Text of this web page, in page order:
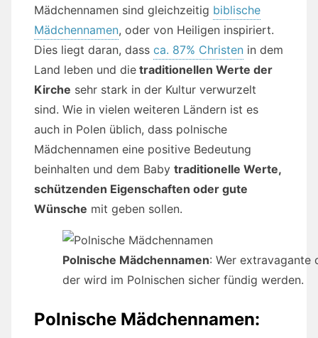
Mädchennamen sind gleichzeitig biblische
Mädchennamen, oder von Heiligen inspiriert.
Dies liegt daran, dass ca. 87% Christen in dem
Land leben und die traditionellen Werte der
Kirche sehr stark in der Kultur verwurzelt
sind. Wie in vielen weiteren Ländern ist es
auch in Polen üblich, dass polnische
Mädchennamen eine positive Bedeutung
beinhalten und dem Baby traditionelle Werte,
schützenden Eigenschaften oder gute
Wünsche mit geben sollen.
Polnische Mädchennamen: Wer extravagante
der wird im Polnischen sicher fündig werden.
Polnische Mädchennamen: